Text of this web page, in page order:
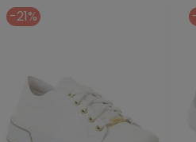
-21%